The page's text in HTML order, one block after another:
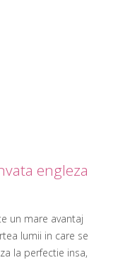
engleza
un mare avantaj
lumii in care se
la perfectie insa,